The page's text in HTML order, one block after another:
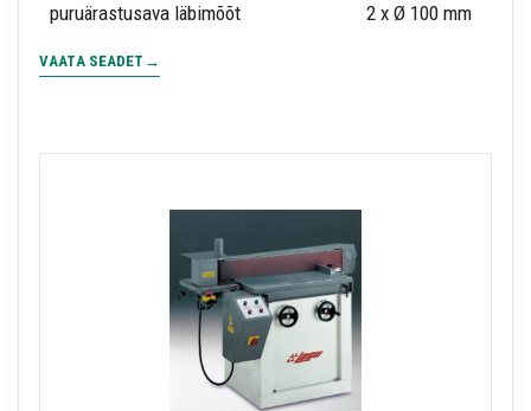
puruärastusava läbimõõt
2 x Ø 100 mm
VAATA SEADET